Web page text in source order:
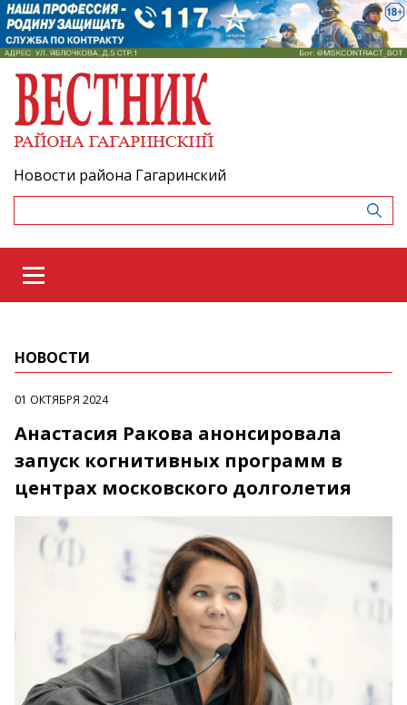
Новости района Гагаринский
НОВОСТИ
01 ОКТЯБРЯ 2024
Анастасия Ракова анонсировала
запуск когнитивных программ в
центрах московского долголетия